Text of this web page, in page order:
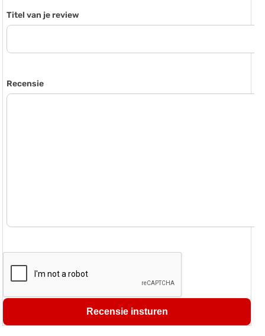
Titel van je review
Recensie
Recensie insturen